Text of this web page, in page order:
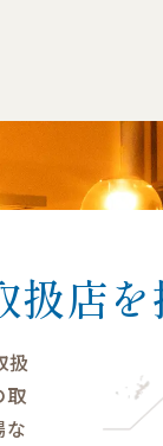
扱店を
扱
取
な